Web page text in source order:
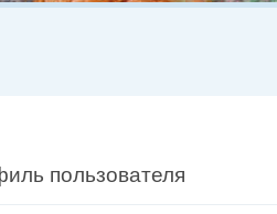
пользователя